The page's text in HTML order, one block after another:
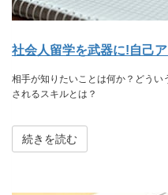
社会人留学を武器に!自己
相手が知りたいことは何か？どうい
されるスキルとは？
続きを読む